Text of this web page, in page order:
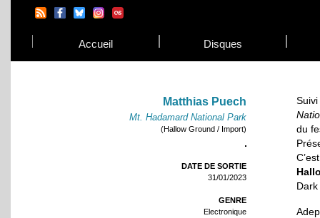
Accueil Disques
Matthias Puech
Mt. Hadamard National Park
(Hallow Ground / Import)
DATE DE SORTIE
31/01/2023
GENRE
Electronique
du